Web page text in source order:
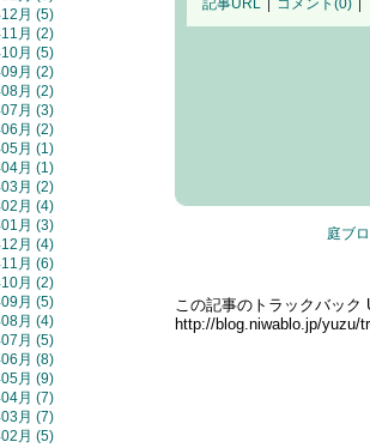
記事URL コメント(0)
庭ブ
この記事のトラックバック
http://blog.niwablo.jp/yuzu/
月 (5)
月 (2)
月 (5)
月 (2)
月 (2)
月 (3)
月 (2)
月 (1)
月 (1)
月 (2)
月 (4)
月 (3)
月 (4)
月 (6)
月 (2)
月 (5)
月 (4)
月 (5)
月 (8)
月 (9)
月 (7)
月 (7)
月 (5)